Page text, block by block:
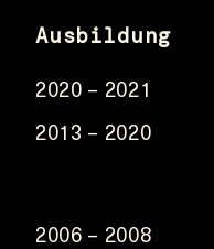
Ausbildung
2020 – 2021
2013 – 2020
2006 – 2008